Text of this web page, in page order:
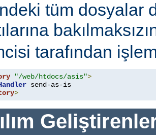
tüm dosyalar
tarafından
"/web/htdocs/asis">
>